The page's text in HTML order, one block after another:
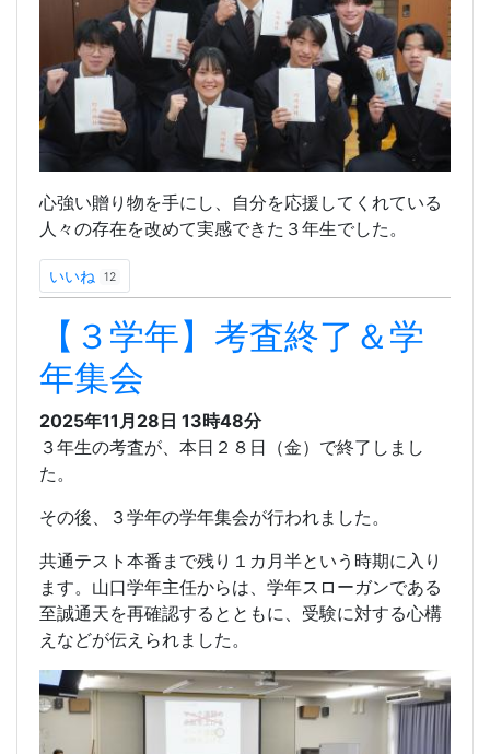
心強い贈り物を手にし、自分を応援してくれている
人々の存在を改めて実感できた３年生でした。
いいね 12
【３学年】考査終了＆学
年集会
2025年11月28日 13時48分
３年生の考査が、本日２８日（金）で終了しまし
た。
その後、３学年の学年集会が行われました。
共通テスト本番まで残り１カ月半という時期に入り
ます。山口学年主任からは、学年スローガンである
至誠通天を再確認するとともに、受験に対する心構
えなどが伝えられました。